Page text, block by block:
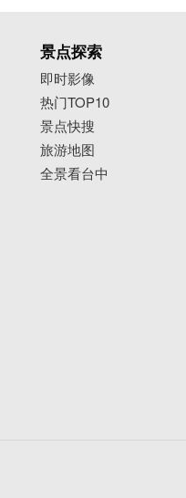
景点探索
即时影像
热门TOP10
景点快搜
旅游地图
全景看台中